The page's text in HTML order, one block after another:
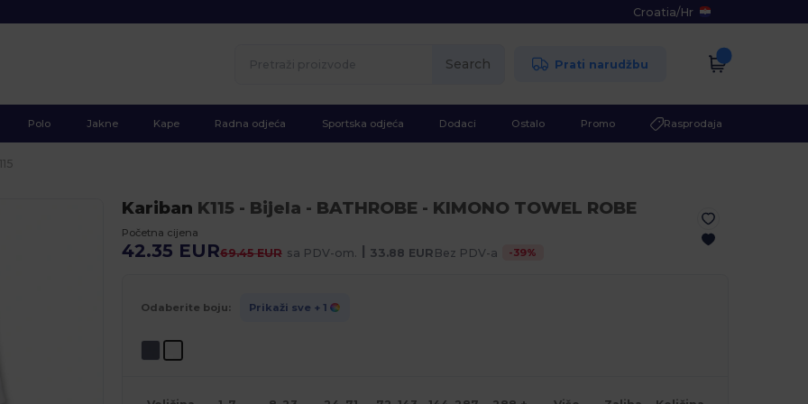
Croatia/Hr
Search Prati narudžbu
Polo Jakne Kape Radna odjeća Sportska odjeća Dodaci Ostalo Promo Rasprodaja
Kariban K115 - Bijela - BATHROBE - KIMONO TOWEL ROBE
Početna cijena
42.35 EUR69.45 EUR sa PDV-om. | 33.88 EUR Bez PDV-a -39%
Odaberite boju: Prikaži sve + 1